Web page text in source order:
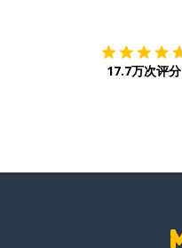
17.7万次评分